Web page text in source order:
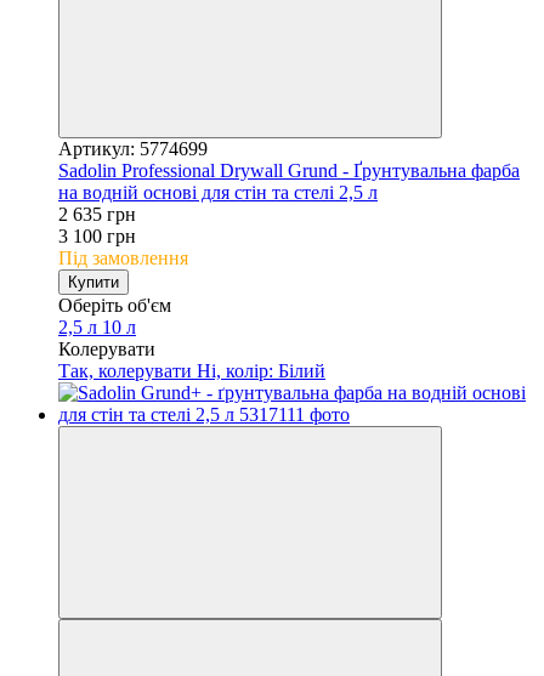
Артикул: 5774699
Sadolin Professional Drywall Grund - Ґрунтувальна фарба
на водній основі для стін та стелі 2,5 л
2 635 грн
3 100 грн
Під замовлення
Купити
Оберіть об'єм
2,5 л 10 л
Колерувати
Так, колерувати Ні, колір: Білий